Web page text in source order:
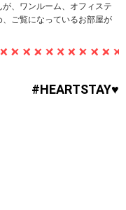
、ワンルーム、オフィステ
ご覧になっているお部屋が
#HEARTSTAY♥